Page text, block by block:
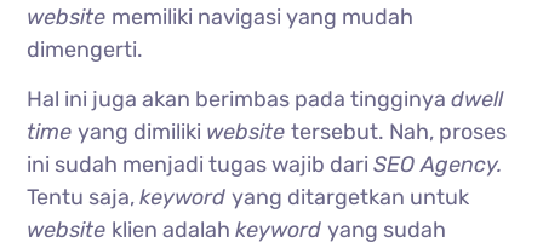
website memiliki navigasi yang mudah
dimengerti.
Hal ini juga akan berimbas pada tingginyadwell
timeyang dimiliki websitetersebut. Nah, proses
ini sudah menjadi tugas wajib dariSEO Agency.
Tentu saja,keywordyang ditargetkan untuk
website klien adalahkeywordyang sudah